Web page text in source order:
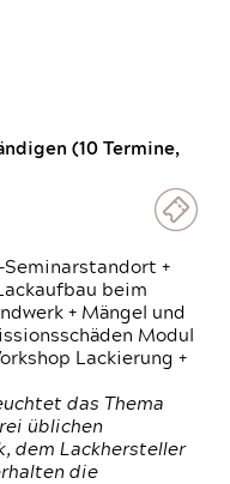
(10 Termine,
Seminarstandort +
beim
+ Mängel und
Modul
Lackierung +
das Thema
üblichen
dem Lackhersteller
die